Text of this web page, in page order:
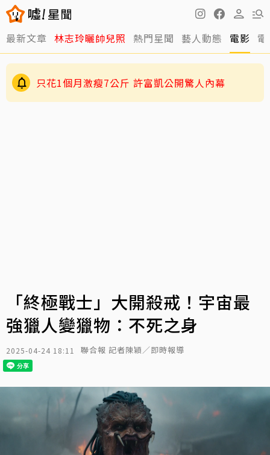
最新文章 林志玲曬帥兒照 熱門星聞 藝人動態 電影
只花1個月激瘦7公斤 許富凱公開驚人內幕
「終極戰士」大開殺戒！宇宙最
強獵人變獵物：不死之身
2025-04-24 18:11 聯合報 記者陳穎／即時報導